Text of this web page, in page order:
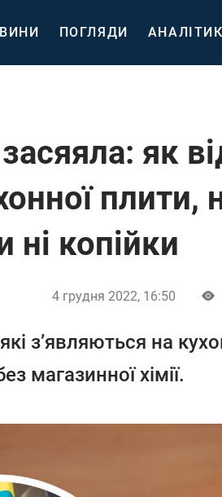
ПОГЛЯДИ
як
плити,
ні копійки
4 грудня 2022, 16:50
з’являються на
магазинної хімії.